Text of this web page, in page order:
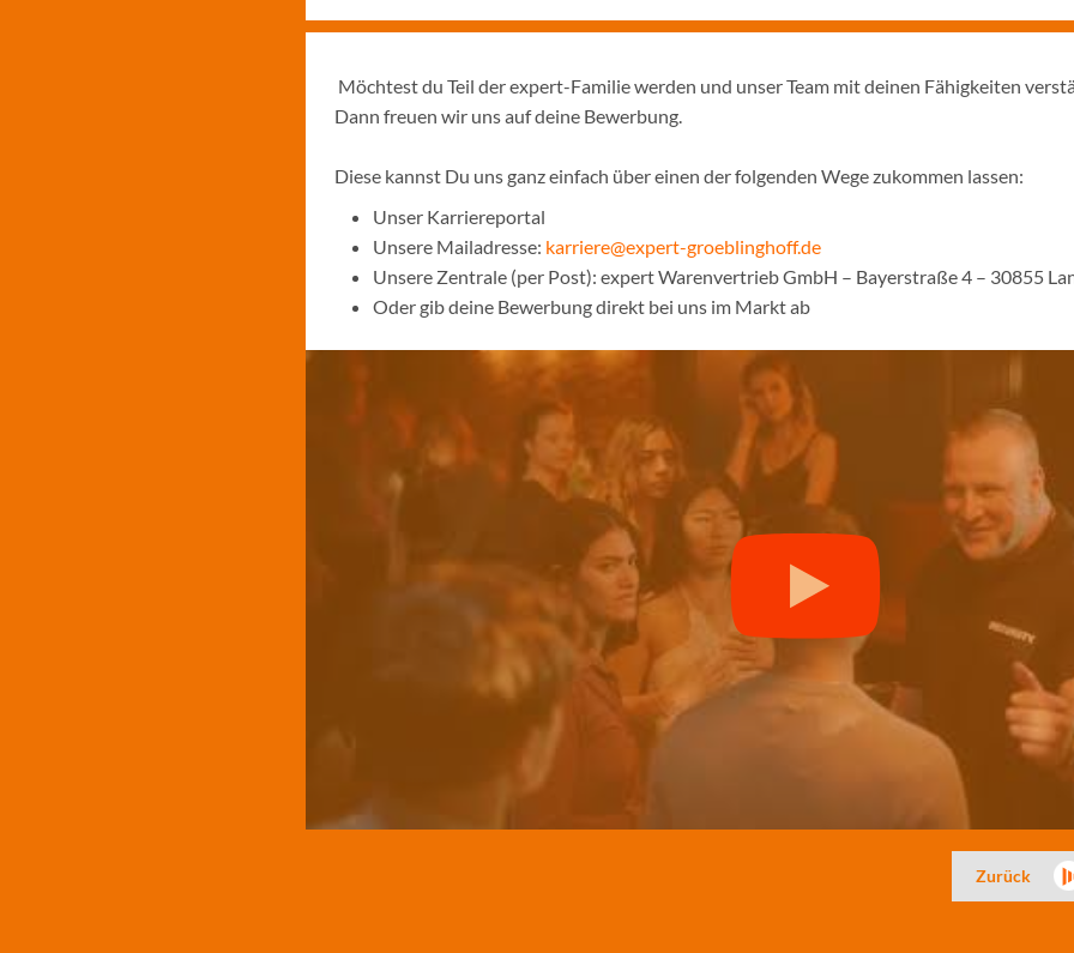
Möchtest du Teil der expert-Familie werden und unser Team mit deinen Fähigkeiten
Dann freuen wir uns auf deine Bewerbung.
Diese kannst Du uns ganz einfach über einen der folgenden Wege zukommen lassen:
Unser Karriereportal
Unsere Mailadresse: karriere@expert-groeblinghoff.de
Unsere Zentrale (per Post): expert Warenvertrieb GmbH – Bayerstraße 4 – 30855
Oder gib deine Bewerbung direkt bei uns im Markt ab
Zurück